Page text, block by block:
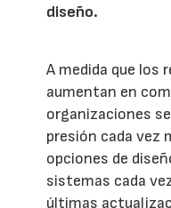
diseño.
A medida que los
aumentan en
organizaciones
presión cada vez
opciones de
sistemas cada
últimas